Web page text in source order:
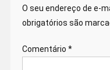
O seu endereço de e-
obrigatórios são
Comentário *